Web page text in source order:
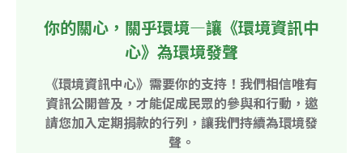
你的關心，關乎環境—讓《環境資訊中
心》為環境發聲
《環境資訊中心》需要你的支持！我們相信唯有
資訊公開普及，才能促成民眾的參與和行動，邀
請您加入定期捐款的行列，讓我們持續為環境發
聲。